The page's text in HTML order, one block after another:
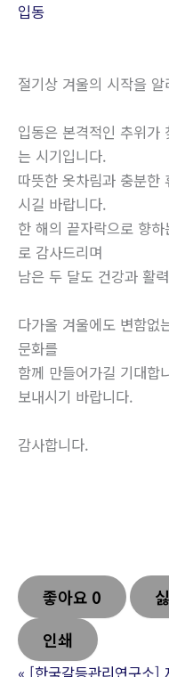
입동
절기상 겨울의 시작을
입동은 본격적인 추위가
는 시기입니다.
따뜻한 옷차림과 충분한
시길 바랍니다.
한 해의 끝자락으로 향
로 감사드리며
남은 두 달도 건강과 활
다가올 겨울에도 변함없
문화를
함께 만들어가길 기대합
보내시기 바랍니다.
감사합니다.
좋아요 0
인쇄
« [한국갈등관리연구소]